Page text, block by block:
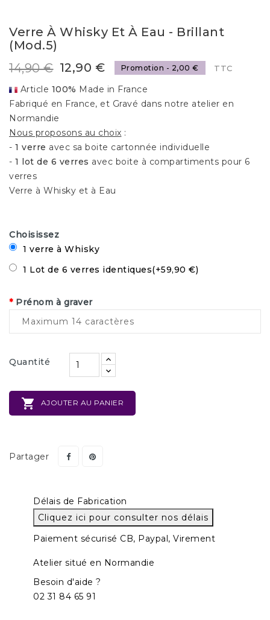
Verre À Whisky Et À Eau - Brillant
(mod.5)
14,90 € 12,90 € Promotion - 2,00 € TTC
Article 100% Made in France
Fabriqué en France, et Gravé dans notre atelier en
Normandie
Nous proposons au choix :
- 1 verre avec sa boite cartonnée individuelle
- 1 lot de 6 verres avec boite à compartiments pour 6
verres
Verre à Whisky et à Eau
Choisissez
1 verre à Whisky
1 Lot de 6 verres identiques(+59,90 €)
* Prénom à graver
Quantité
 AJOUTER AU PANIER
Partager
Délais de Fabrication
Cliquez ici pour consulter nos délais
Paiement sécurisé CB, Paypal, Virement
Atelier situé en Normandie
Besoin d'aide ?
02 31 84 65 91